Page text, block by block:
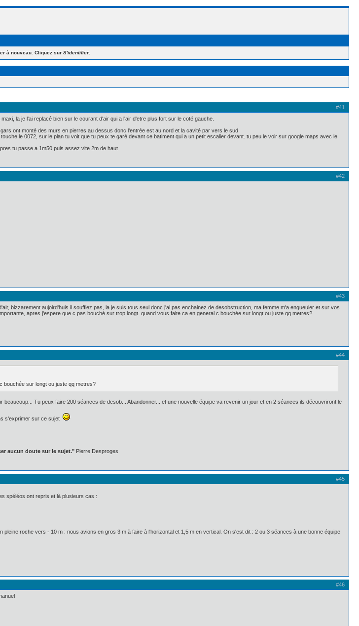
à nouveau. Cliquez sur S'identifier.
#41
la je l'ai replacé bien sur le courant d'air qui a l'air d'etre plus fort sur le coté gauche.
ont monté des murs en pierres au dessus donc l'entrée est au nord et la cavité par vers le sud
le 0072, sur le plan tu voit que tu peux te garé devant ce batiment qui a un petit escalier devant. tu peu le voir sur google maps avec le
tu passe a 1m50 puis assez vite 2m de haut
#42
#43
bizzarement aujoird'huis il soufflez pas, la je suis tous seul donc j'ai pas enchainez de desobstruction, ma femme m'a engueuler et sur vos
apres j'espere que c pas bouché sur trop longt. quand vous faite ca en general c bouchée sur longt ou juste qq metres?
#44
bouchée sur longt ou juste qq metres?
Tu peux faire 200 séances de desob... Abandonner... et une nouvelle équipe va revenir un jour et en 2 séances ils découvriront le
s'exprimer sur ce sujet
aucun doute sur le sujet." Pierre Desproges
#45
spéléos ont repris et là plusieurs cas :
roche vers - 10 m : nous avions en gros 3 m à faire à l'horizontal et 1,5 m en vertical. On s'est dit : 2 ou 3 séances à une bonne équipe
#46